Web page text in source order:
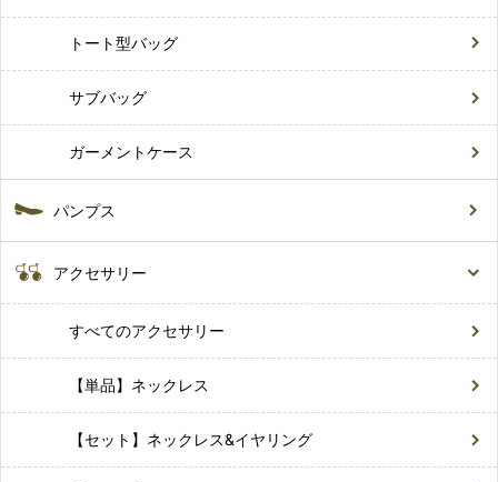
トート型バッグ
サブバッグ
ガーメントケース
パンプス
アクセサリー
すべてのアクセサリー
【単品】ネックレス
【セット】ネックレス&イヤリング